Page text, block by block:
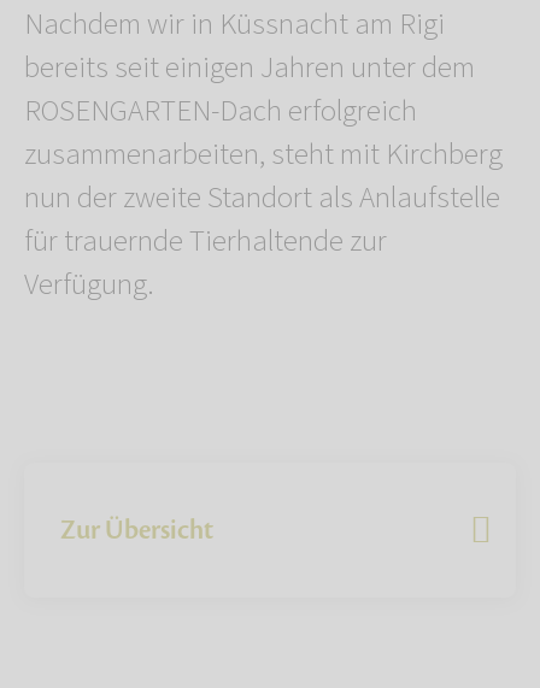
Nachdem wir in Küssnacht am Rigi
bereits seit einigen Jahren unter dem
ROSENGARTEN-Dach erfolgreich
zusammenarbeiten, steht mit Kirchberg
nun der zweite Standort als Anlaufstelle
für trauernde Tierhaltende zur
Verfügung.
Zur Übersicht